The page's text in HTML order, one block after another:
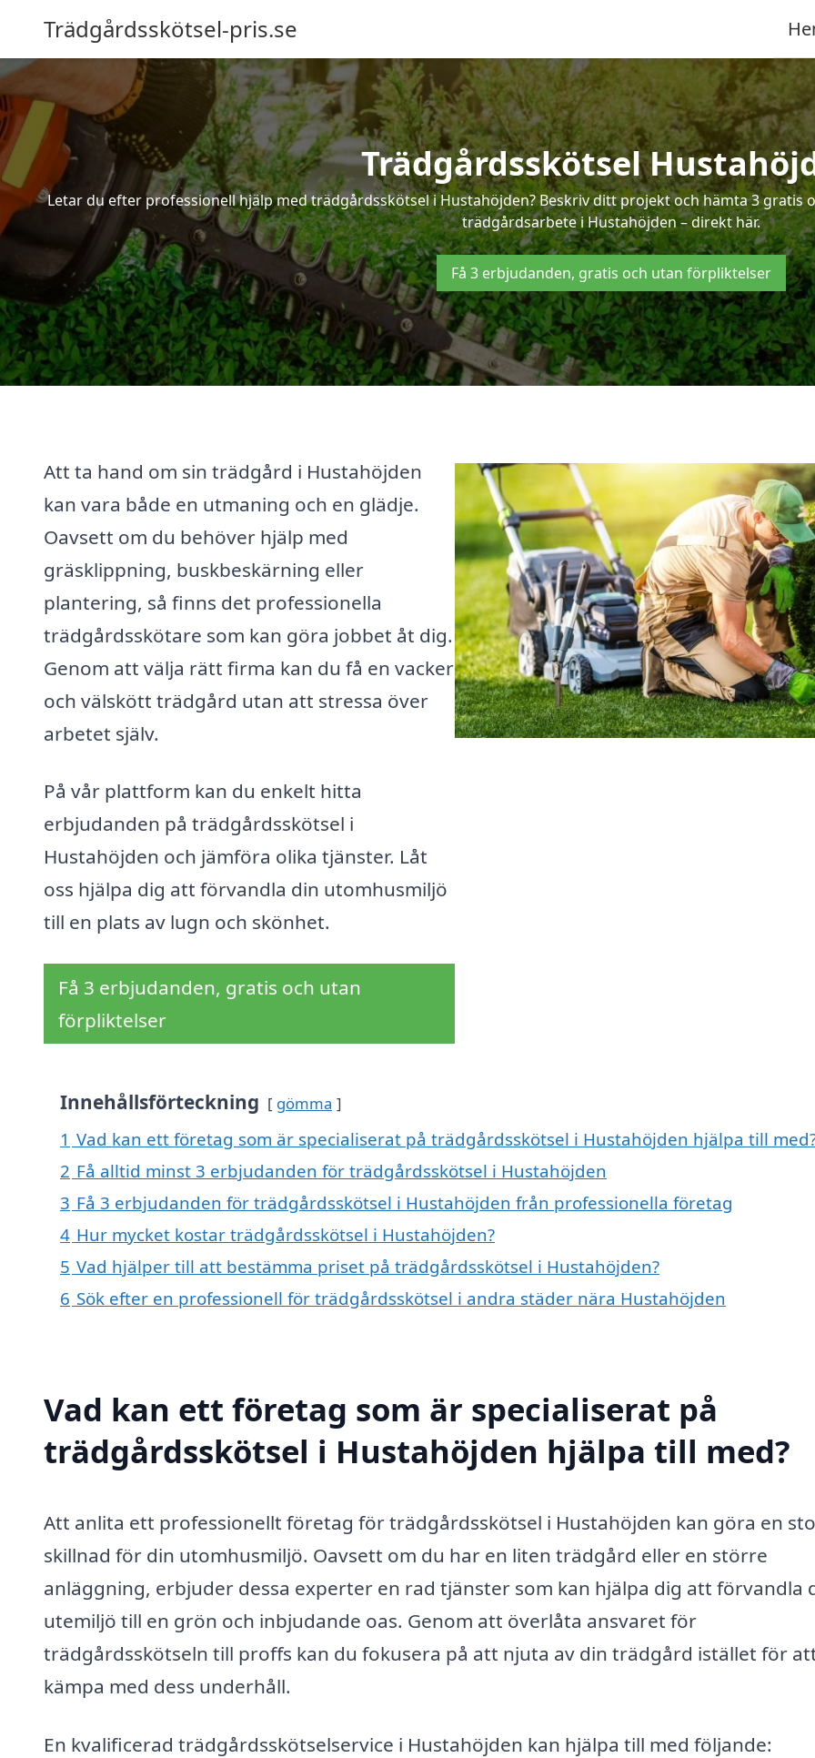
Trädgårdsskötsel-pris.se
Trädgårdsskötsel
Letar du efter professionell hjälp med trädgårdsskötsel i Hustahöjden? Beskriv ditt projekt och hämta 3
trädgårdsarbete i Hustahöjden – direkt här.
Få 3 erbjudanden, gratis och utan förpliktelser
Att ta hand om sin trädgård i Hustahöjden
kan vara både en utmaning och en glädje.
Oavsett om du behöver hjälp med
gräsklippning, buskbeskärning eller
plantering, så finns det professionella
trädgårdsskötare som kan göra jobbet åt dig.
Genom att välja rätt firma kan du få en vacker
och välskött trädgård utan att stressa över
arbetet själv.
På vår plattform kan du enkelt hitta
erbjudanden på trädgårdsskötsel i
Hustahöjden och jämföra olika tjänster. Låt
oss hjälpa dig att förvandla din utomhusmiljö
till en plats av lugn och skönhet.
Få 3 erbjudanden, gratis och utan
förpliktelser
Innehållsförteckning gömma
1 Vad kan ett företag som är specialiserat på trädgårdsskötsel i Hustahöjden hjälpa till
2 Få alltid minst 3 erbjudanden för trädgårdsskötsel i Hustahöjden
3 Få 3 erbjudanden för trädgårdsskötsel i Hustahöjden från professionella företag
4 Hur mycket kostar trädgårdsskötsel i Hustahöjden?
5 Vad hjälper till att bestämma priset på trädgårdsskötsel i Hustahöjden?
6 Sök efter en professionell för trädgårdsskötsel i andra städer nära Hustahöjden
Vad kan ett företag som är specialiserat på
trädgårdsskötsel i Hustahöjden hjälpa till med?
Att anlita ett professionellt företag för trädgårdsskötsel i Hustahöjden kan göra en
skillnad för din utomhusmiljö. Oavsett om du har en liten trädgård eller en större
anläggning, erbjuder dessa experter en rad tjänster som kan hjälpa dig att förvandla
utemiljö till en grön och inbjudande oas. Genom att överlåta ansvaret för
trädgårdsskötseln till proffs kan du fokusera på att njuta av din trädgård istället för
kämpa med dess underhåll.
En kvalificerad trädgårdsskötselservice i Hustahöjden kan hjälpa till med följande: